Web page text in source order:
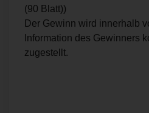
(90 Blatt))
Der Gewinn wird innerhalb
Information des Gewinners
zugestellt.